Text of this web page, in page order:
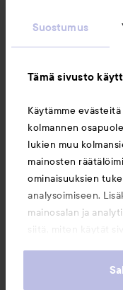
Suostumus
Tämä sivusto
Käytämme
kolmannen
lukien muu
mainosten
ominaisuuksien
analysoimiseen.
mainosalan ja
heille tai joita on
Saattaisit myös